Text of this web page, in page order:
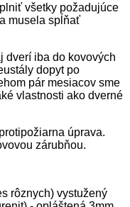
všetky požadujúce
musela spĺňať
dverí iba do kovových
dopyt po
pár mesiacov sme
vlastnosti ako dverné
úprava.
zárubňou.
rôznych) vystužený